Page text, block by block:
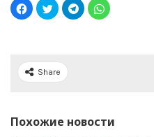
Share
Похожие новости